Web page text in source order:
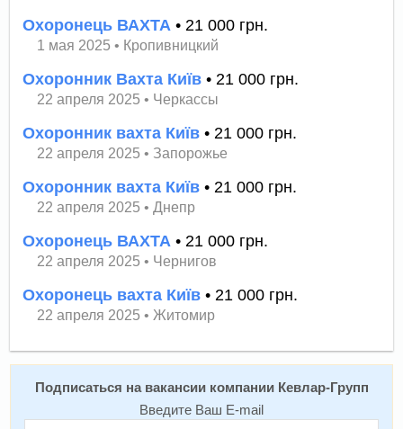
Охоронець ВАХТА • 21 000 грн.
1 мая 2025 • Кропивницкий
Охоронник Вахта Київ • 21 000 грн.
22 апреля 2025 • Черкассы
Охоронник вахта Київ • 21 000 грн.
22 апреля 2025 • Запорожье
Охоронник вахта Київ • 21 000 грн.
22 апреля 2025 • Днепр
Охоронець ВАХТА • 21 000 грн.
22 апреля 2025 • Чернигов
Охоронець вахта Київ • 21 000 грн.
22 апреля 2025 • Житомир
Подписаться на вакансии компании Кевлар-Групп
Введите Ваш E-mail